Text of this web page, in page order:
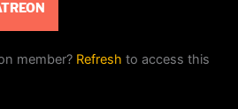
member? Refresh to access this